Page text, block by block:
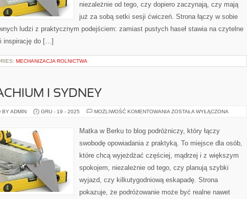
niezależnie od tego, czy dopiero zaczynają, czy mają
już za sobą setki sesji ćwiczeń. Strona łączy w sobie
ludzi z praktycznym podejściem: zamiast pustych haseł stawia na czytelne
inspirację do […]
MECHANIZACJA ROLNICTWA
I SYDNEY
BY ADMIN GRU - 19 - 2025 MOŻLIWOŚĆ KOMENTOWANIA MONACHIUM
ZOSTAŁA WYŁĄCZONA
Matka w Berku to blog podróżniczy, który łączy
swobodę opowiadania z praktyką. To miejsce dla osób,
które chcą wyjeżdżać częściej, mądrzej i z większym
spokojem, niezależnie od tego, czy planują szybki
wyjazd, czy kilkutygodniową eskapadę. Strona
pokazuje, że podróżowanie może być realne nawet